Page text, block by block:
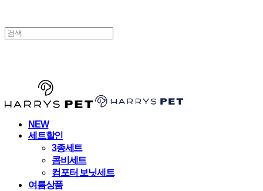
NEW
세트할인
3종세트
콤비세트
컴포터 보닛세트
여름상품